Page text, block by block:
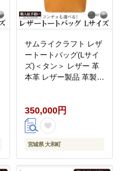
サムライクラフト レザ
ートートバッグ(Lサイ
ズ)＜タン＞ レザー 革
本革 レザー製品 革製品
ンドメイド ファッショ
ン 小物 Samurai
Craft【株式会社Stand
Field】ta282-tan
350,000円
宮城県 大和町